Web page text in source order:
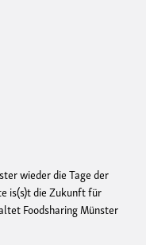
wieder die Tage der
is(s)t die Zukunft für
Foodsharing Münster